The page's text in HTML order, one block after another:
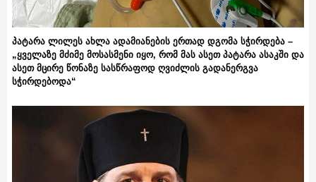
პატარა ლილეს ახლა ადამიანების ერთად დგომა სჭირდება –
„ყველაზე მძიმე მოსასმენი იყო, რომ მას ასეთ პატარა ასაკში და
ასეთ მცირე წონაზე სასწრაფოდ ღვიძლის გადანერგვა
სჭირდებოდა“